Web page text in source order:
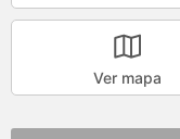
Ver mapa